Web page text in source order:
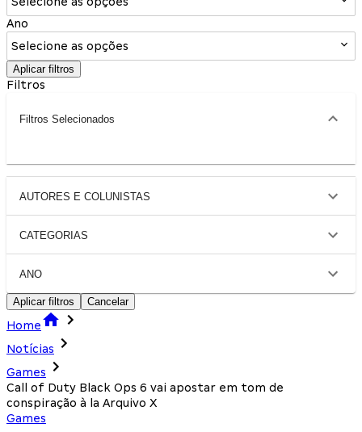
Ano
Selecione as opções
Aplicar filtros
Filtros
Filtros Selecionados
AUTORES E COLUNISTAS
CATEGORIAS
ANO
Aplicar filtros Cancelar
Home
Notícias
Games
Call of Duty Black Ops 6 vai apostar em tom de
conspiração à la Arquivo X
Games